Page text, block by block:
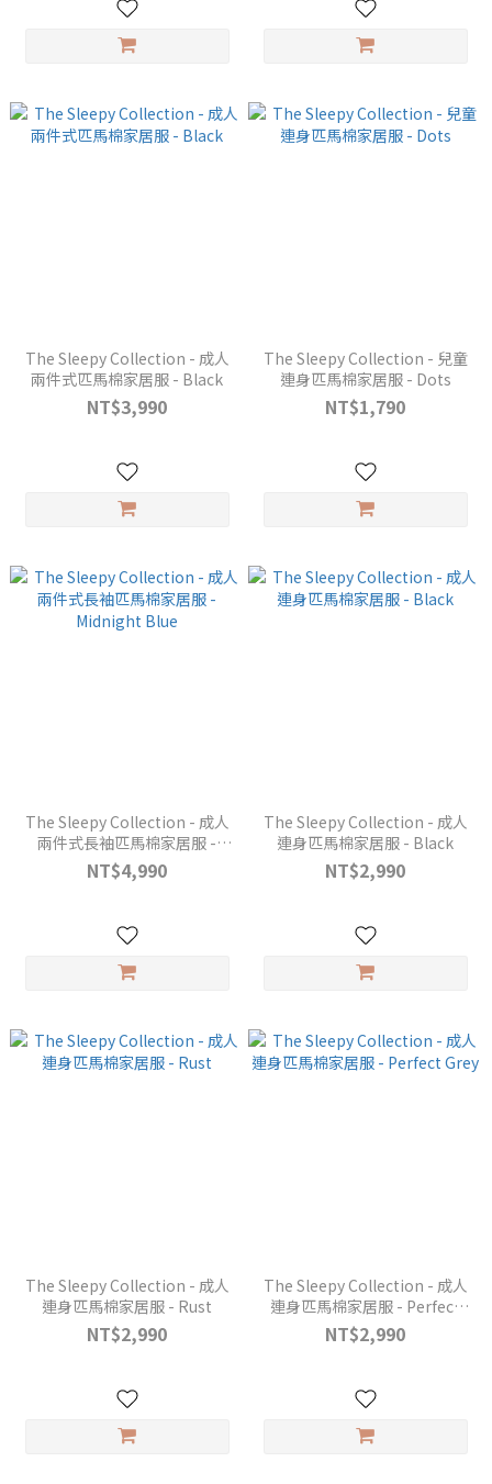
The Sleepy Collection - 成人
兩件式匹馬棉家居服 - Black
NT$3,990
The Sleepy Collection - 兒童
連身匹馬棉家居服 - Dots
NT$1,790
The Sleepy Collection - 成人
兩件式長袖匹馬棉家居服 -
Midnight Blue
NT$4,990
The Sleepy Collection - 成人
連身匹馬棉家居服 - Black
NT$2,990
The Sleepy Collection - 成人
連身匹馬棉家居服 - Rust
NT$2,990
The Sleepy Collection - 成人
連身匹馬棉家居服 - Perfect
Grey
NT$2,990